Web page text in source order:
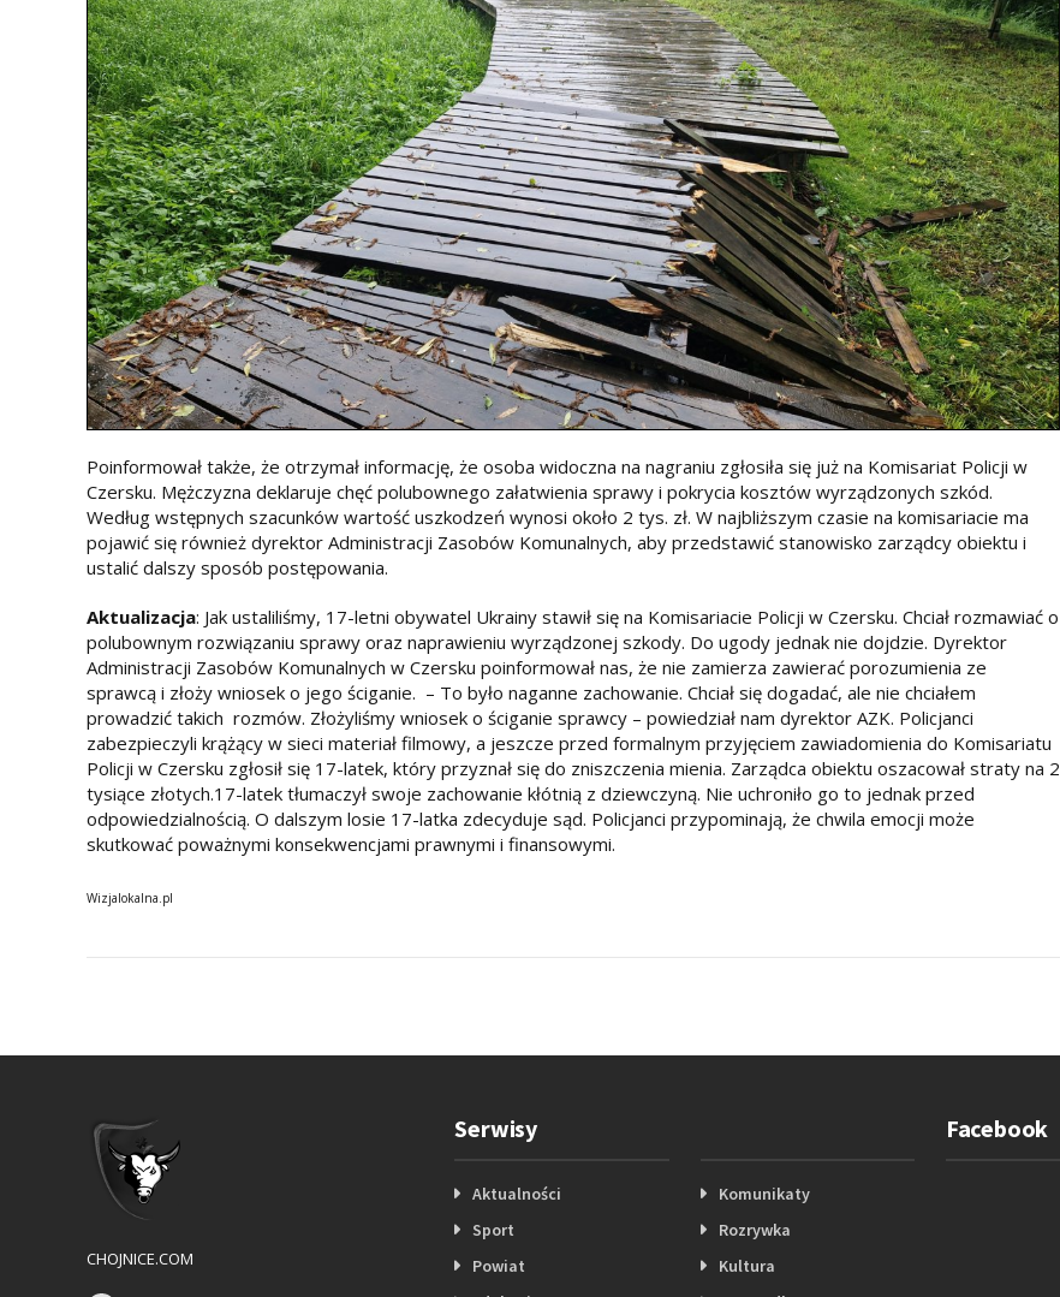
Poinformował także, że otrzymał informację, że osoba widoczna na nagraniu zgłosiła się już na Komisariat Policji w
Czersku. Mężczyzna deklaruje chęć polubownego załatwienia sprawy i pokrycia kosztów wyrządzonych szkód.
Według wstępnych szacunków wartość uszkodzeń wynosi około 2 tys. zł. W najbliższym czasie na komisariacie ma
pojawić się również dyrektor Administracji Zasobów Komunalnych, aby przedstawić stanowisko zarządcy obiektu i
ustalić dalszy sposób postępowania.
Aktualizacja: Jak ustaliliśmy, 17-letni obywatel Ukrainy stawił się na Komisariacie Policji w Czersku. Chciał rozmawiać o
polubownym rozwiązaniu sprawy oraz naprawieniu wyrządzonej szkody. Do ugody jednak nie dojdzie. Dyrektor
Administracji Zasobów Komunalnych w Czersku poinformował nas, że nie zamierza zawierać porozumienia ze
sprawcą i złoży wniosek o jego ściganie. – To było naganne zachowanie. Chciał się dogadać, ale nie chciałem
prowadzić takich rozmów. Złożyliśmy wniosek o ściganie sprawcy – powiedział nam dyrektor AZK. Policjanci
zabezpieczyli krążący w sieci materiał filmowy, a jeszcze przed formalnym przyjęciem zawiadomienia do Komisariatu
Policji w Czersku zgłosił się 17-latek, który przyznał się do zniszczenia mienia. Zarządca obiektu oszacował straty na 2
tysiące złotych.17-latek tłumaczył swoje zachowanie kłótnią z dziewczyną. Nie uchroniło go to jednak przed
odpowiedzialnością. O dalszym losie 17-latka zdecyduje sąd. Policjanci przypominają, że chwila emocji może
skutkować poważnymi konsekwencjami prawnymi i finansowymi.
Wizjalokalna.pl
CHOJNICE.COM
Serwisy
Aktualności
Sport
Powiat
Komunikaty
Rozrywka
Kultura
Facebook